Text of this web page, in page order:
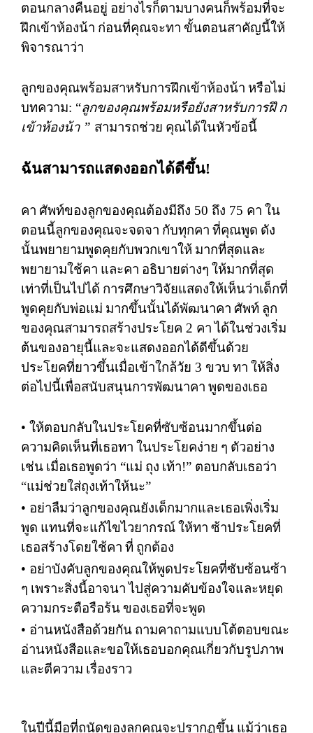
ตอนกลางคืนอยู่ อย่างไรก็ตามบางคนก็พร้อมที่จะ
ฝึกเข้าห้องน้า ก่อนที่คุณจะทา ขั้นตอนสาคัญนี้ให้
พิจารณาว่า
ลูกของคุณพร้อมสาหรับการฝึกเข้าห้องน้า หรือไม่
บทความ: “ลูกของคุณพร้อมหรือยังสาหรับการฝึ ก
เข้าห้องน้า” สามารถช่วย คุณได้ในหัวข้อนี้
ฉันสามารถแสดงออกได้ดีขึ้น!
คา ศัพท์ของลูกของคุณต้องมีถึง 50 ถึง 75 คา ใน
ตอนนี้ลูกของคุณจะจดจา กับทุกคา ที่คุณพูด ดัง
นั้นพยายามพูดคุยกับพวกเขาให้ มากที่สุดและ
พยายามใช้คา และคา อธิบายต่างๆ ให้มากที่สุด
เท่าที่เป็นไปได้ การศึกษาวิจัยแสดงให้เห็นว่าเด็กที่
พูดคุยกับพ่อแม่ มากขึ้นนั้นได้พัฒนาคา ศัพท์ ลูก
ของคุณสามารถสร้างประโยค 2 คา ได้ในช่วงเริ่ม
ต้นของอายุนี้และจะแสดงออกได้ดีขึ้นด้วย
ประโยคที่ยาวขึ้นเมื่อเข้าใกล้วัย 3 ขวบ ทา ให้สิ่ง
ต่อไปนี้เพื่อสนับสนุนการพัฒนาคา พูดของเธอ
• ให้ตอบกลับในประโยคที่ซับซ้อนมากขึ้นต่อ
ความคิดเห็นที่เธอทา ในประโยคง่าย ๆ ตัวอย่าง
เช่น เมื่อเธอพูดว่า “แม่ ถุง เท้า!” ตอบกลับเธอว่า
“แม่ช่วยใส่ถุงเท้าให้นะ”
• อย่าลืมว่าลูกของคุณยังเด็กมากและเธอเพิ่งเริ่ม
พูด แทนที่จะแก้ไขไวยากรณ์ให้ทา ซ้าประโยคที่
เธอสร้างโดยใช้คา ที่ ถูกต้อง
• อย่าบังคับลูกของคุณให้พูดประโยคที่ซับซ้อนซ้า
ๆ เพราะสิ่งนี้อาจนา ไปสู่ความคับข้องใจและหยุด
ความกระตือรือร้นของเธอที่จะพูด
• อ่านหนังสือด้วยกัน ถามคาถามแบบโต้ตอบขณะ
อ่านหนังสือและขอให้เธอบอกคุณเกี่ยวกับรูปภาพ
และตีความ เรื่องราว
ในปีนี้มือที่ถนัดของลูกคุณจะปรากฏขึ้น แม้ว่าเธอ